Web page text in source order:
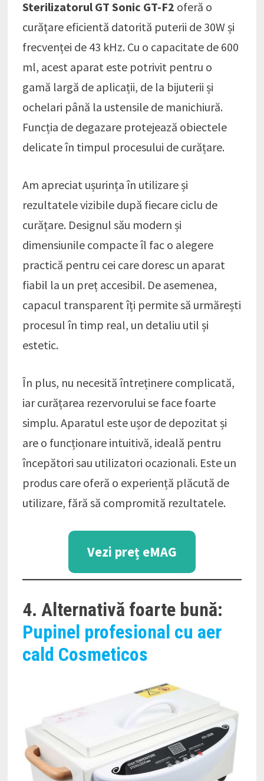
Sterilizatorul GT Sonic GT-F2 oferă o
curățare eficientă datorită puterii de 30W și
frecvenței de 43 kHz. Cu o capacitate de 600
ml, acest aparat este potrivit pentru o
gamă largă de aplicații, de la bijuterii și
ochelari până la ustensile de manichiură.
Funcția de degazare protejează obiectele
delicate în timpul procesului de curățare.
Am apreciat ușurința în utilizare și
rezultatele vizibile după fiecare ciclu de
curățare. Designul său modern și
dimensiunile compacte îl fac o alegere
practică pentru cei care doresc un aparat
fiabil la un preț accesibil. De asemenea,
capacul transparent îți permite să urmărești
procesul în timp real, un detaliu util și
estetic.
În plus, nu necesită întreținere complicată,
iar curățarea rezervorului se face foarte
simplu. Aparatul este ușor de depozitat și
are o funcționare intuitivă, ideală pentru
începători sau utilizatori ocazionali. Este un
produs care oferă o experiență plăcută de
utilizare, fără să compromită rezultatele.
Vezi preț eMAG
4. Alternativă foarte bună:
Pupinel profesional cu aer
cald Cosmeticos